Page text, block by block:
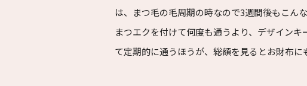
は、まつ毛の毛周期の時なので3週間後もこん
まつエクを付けて何度も通うより、デザインキ
て定期的に通うほうが、総額を見るとお財布